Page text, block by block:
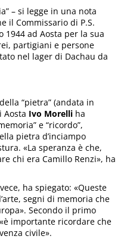
– si legge in una nota
il Commissario di P.S.
1944 ad Aosta per la sua
partigiani e persone
nel lager di Dachau da
“pietra” (andata in
Aosta Ivo Morelli ha
e “ricordo”,
pietra d’inciampo
«La speranza è che,
chi era Camillo Renzi», ha
ha spiegato: «Queste
segni di memoria che
Secondo il primo
importante ricordare che
civile».